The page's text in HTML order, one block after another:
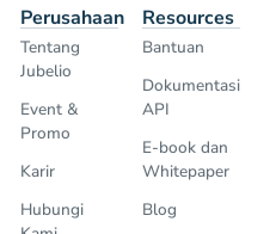
Perusahaan
Tentang
Jubelio
Event &
Promo
Karir
Hubungi
Resources
Bantuan
Dokumentasi
API
E-book dan
Whitepaper
Blog